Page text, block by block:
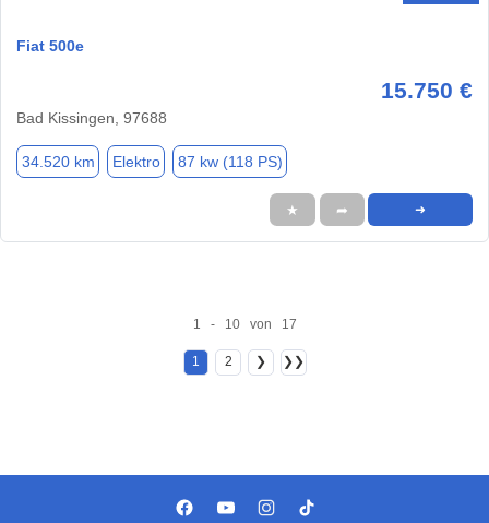
Fiat 500e
15.750 €
Bad Kissingen, 97688
34.520 km Elektro 87 kw (118 PS)
★ ➦ ➜
1 - 10 von 17
1 2 ❯ ❯❯